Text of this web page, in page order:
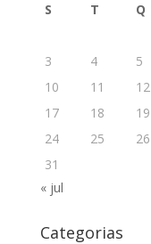
S T Q
3
4 5
10
11 12
17
18 19
24
25 26
31
« jul
Categorias